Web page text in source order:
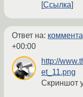
Ссылка
Ответ на:
+00:00
http://
et_11.png
Скриншот